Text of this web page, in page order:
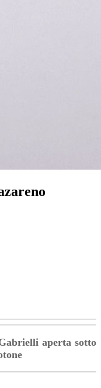
aperta sotto